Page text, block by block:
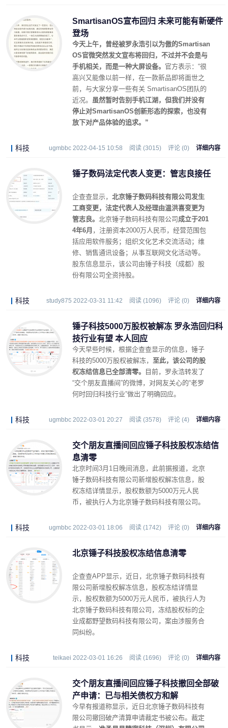
SmartisanOS宣布回归 未来可能有新硬件
登场
今天上午，曾经被罗永浩引以为傲的Smartisan
OS官微突然发文宣布将回归，不过并不会是与
手机相关，而是一种大屏设备。 官方表示：“很
高兴又能像以前一样，在一款新品即将面世之
前，与大家分享一些有关 SmartisanOS团队的
近况。 虽然暂时告别手机江湖，但我们并没有
停止对SmartisanOS创新形态的探索，也没有
放下对产品体验的追求。”
科技 ugmbbc 2022-04-15 10:58 阅读 (3015) 评论 (0) 详细内容
锤子数码法定代表人变更：管志良接任
企查查显示， 北京锤子数码科技有限公司发生
工商变更，法定代表人及经理由温洪喜变更为
管志良。 北京锤子数码科技有限公司 成立于201
4年6月 ，注册资本2000万人民币，经营范围包
括应用软件服务；组织文化艺术交流活动；维
修、销售通讯设备；从事互联网文化活动等。
股东信息显示，该公司由锤子科技（成都）股
份有限公司全资持股。
科技 study875 2022-03-31 11:42 阅读 (1096) 评论 (0) 详细内容
锤子科技5000万股权被解冻 罗永浩回归科
技行业有望 本人回应
今天早些时候，根据企查查显示的信息，锤子
科技的5000万股权被解冻， 至此，该公司的股
权冻结信息已全部清零。
目前，罗永浩转发了
“交个朋友直播间”的微博，对网友关心的“老罗
何时回归科技行业”做出了明确回应。
科技 ugmbbc 2022-03-01 20:27 阅读 (3578) 评论 (4) 详细内容
交个朋友直播间回应锤子科技股权冻结信
息清零
北京时间3月1日晚间消息，此前据报道，北京
锤子数码科技有限公司新增股权解冻信息，股
权冻结详情显示，股权数额为5000万元人民
币，被执行人为北京锤子数码科技有限公司。
科技 ugmbbc 2022-03-01 18:06 阅读 (1742) 评论 (0) 详细内容
北京锤子科技股权冻结信息清零
企查查APP显示，近日，北京锤子数码科技有
限公司新增股权解冻信息，股权冻结详情显
示，股权数额为5000万元人民币，被执行人为
北京锤子数码科技有限公司，冻结股权标的企
业成都野望数码科技有限公司，案由涉服务合
同纠纷。
科技 teikaei 2022-03-01 16:26 阅读 (1696) 评论 (0) 详细内容
交个朋友直播间回应锤子科技撤回全部破
产申请：已与相关债权方和解
今早有报道称显示，近日北京锤子数码科技有
限公司撤回破产清算申请裁定书被公布。裁定